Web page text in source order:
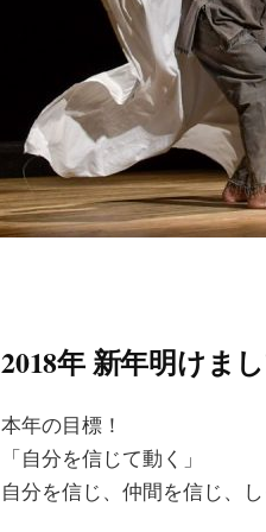
2018年 新年明けま
本年の目標！
「自分を信じて動く」
自分を信じ、仲間を信じ、